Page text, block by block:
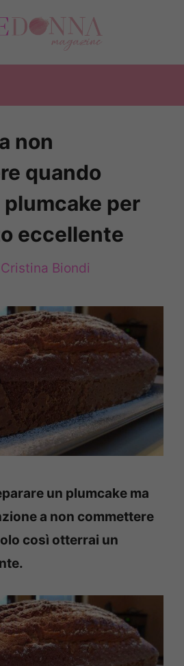
non
quando
per
eccellente
Cristina Biondi
un plumcake ma
a non commettere
così otterrai un